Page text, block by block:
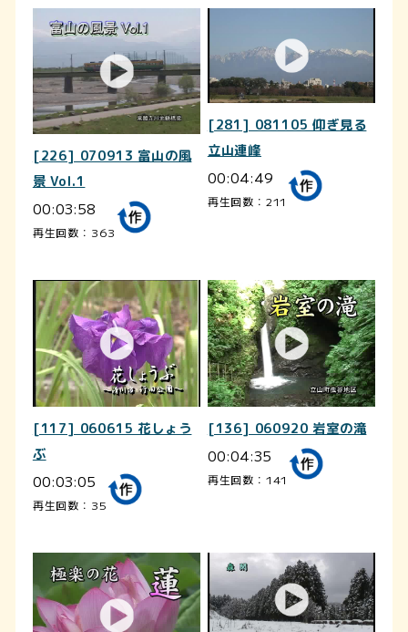
[226] 070913 富山の風
景 Vol.1
00:03:58
再生回数：363
[281] 081105 仰ぎ見る
立山連峰
00:04:49
再生回数：211
[117] 060615 花しょう
ぶ
00:03:05
再生回数：35
[136] 060920 岩室の滝
00:04:35
再生回数：141